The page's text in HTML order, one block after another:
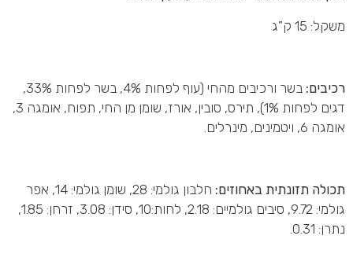
משקל: 15 ק”ג
רכיבים:
בשר ורכיבים מהחי (עוף לפחות 4%, בשר לפחות 33%,
דגים לפחות 1%), תירס, סובין, אורז, שומן מן החי, תפוח, אומגה 3,
אומגה 6, ויטמינים, מינרלים.
תכולה תזונתית באחוזים:
חלבון גולמי: 28, שומן גולמי: 14, אפר
גולמי: 9.72, סיבים גולמיים: 2.18, לחות:10, סידן: 3.08, זרחן: 1.85,
נתרן: 0.31.